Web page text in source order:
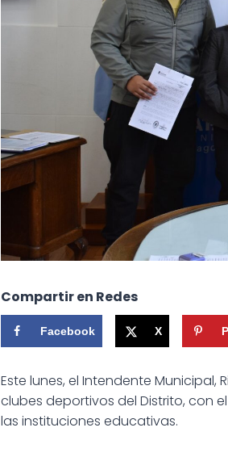
Compartir en Redes
Facebook X
Este lunes, el Intendente
clubes deportivos del Distrito, con
las instituciones educativas.